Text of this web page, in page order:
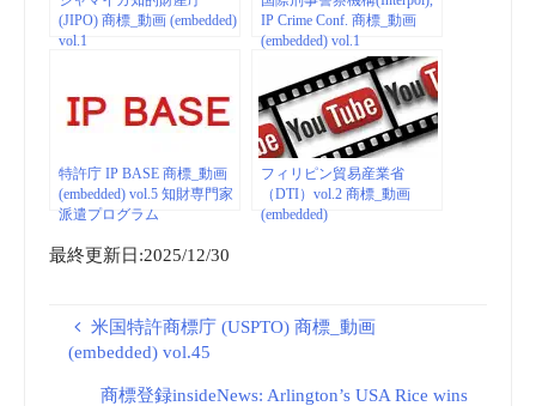
(JIPO) 商標_動画 (embedded)
vol.1
IP Crime Conf. 商標_動画
(embedded) vol.1
特許庁 IP BASE 商標_動画
(embedded) vol.5 知財専門家
派遣プログラム
フィリピン貿易産業省
（DTI）vol.2 商標_動画
(embedded)
最終更新日:2025/12/30
米国特許商標庁 (USPTO) 商標_動画
(embedded) vol.45
商標登録insideNews: Arlington’s USA Rice wins